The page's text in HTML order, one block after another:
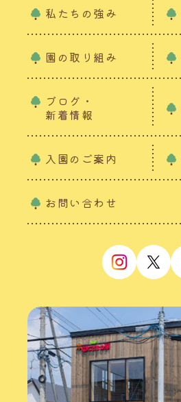
私たちの強み
園の取り組み
ブログ・
新着情報
入園のご案内
お問い合わせ